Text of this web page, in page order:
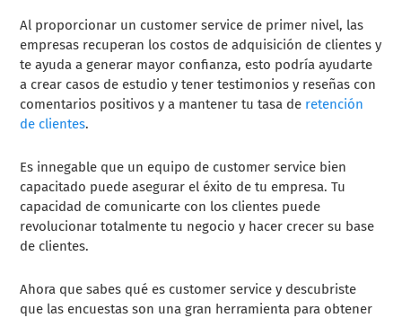
Al proporcionar un customer service de primer nivel, las
empresas recuperan los costos de adquisición de clientes y
te ayuda a generar mayor confianza, esto podría ayudarte
a crear casos de estudio y tener testimonios y reseñas con
comentarios positivos y a mantener tu tasa de retención
de clientes.
Es innegable que un equipo de customer service bien
capacitado puede asegurar el éxito de tu empresa. Tu
capacidad de comunicarte con los clientes puede
revolucionar totalmente tu negocio y hacer crecer su base
de clientes.
Ahora que sabes qué es customer service y descubriste
que las encuestas son una gran herramienta para obtener